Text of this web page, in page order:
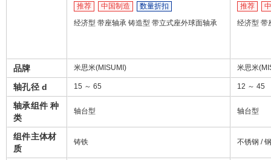
推荐 中国制造
数量折扣
经济型 带座轴承 铸造型 带立式座外球面轴承
推荐
经济型 带
品牌 米思米(MISUMI) 米思米
轴孔径 d 15 ～ 65 12 ～ 45
轴承组件 种
类
轴台型 轴台型
组件主体材
质
铸铁 不锈钢 /